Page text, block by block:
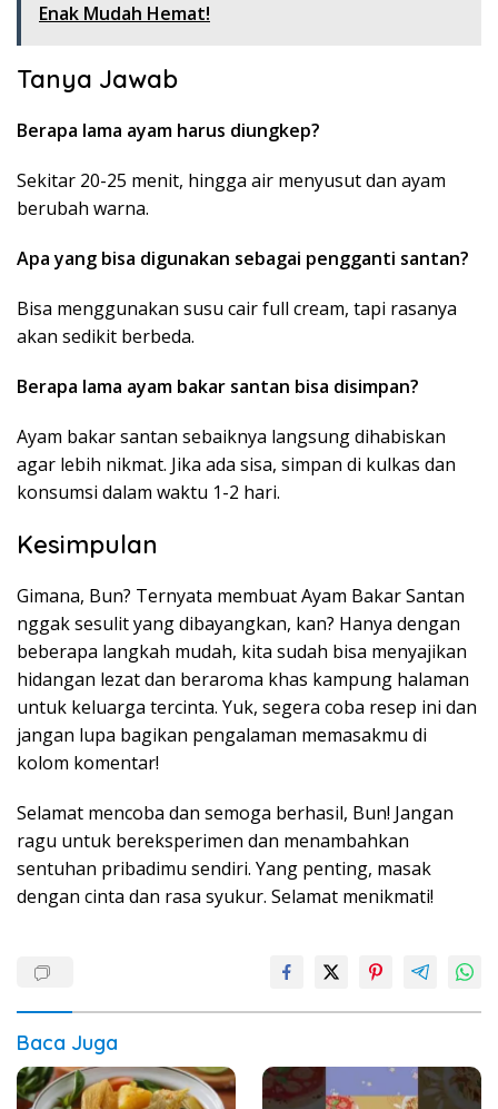
Enak Mudah Hemat!
Tanya Jawab
Berapa lama ayam harus diungkep?
Sekitar 20-25 menit, hingga air menyusut dan ayam
berubah warna.
Apa yang bisa digunakan sebagai pengganti santan?
Bisa menggunakan susu cair full cream, tapi rasanya
akan sedikit berbeda.
Berapa lama ayam bakar santan bisa disimpan?
Ayam bakar santan sebaiknya langsung dihabiskan
agar lebih nikmat. Jika ada sisa, simpan di kulkas dan
konsumsi dalam waktu 1-2 hari.
Kesimpulan
Gimana, Bun? Ternyata membuat Ayam Bakar Santan
nggak sesulit yang dibayangkan, kan? Hanya dengan
beberapa langkah mudah, kita sudah bisa menyajikan
hidangan lezat dan beraroma khas kampung halaman
untuk keluarga tercinta. Yuk, segera coba resep ini dan
jangan lupa bagikan pengalaman memasakmu di
kolom komentar!
Selamat mencoba dan semoga berhasil, Bun! Jangan
ragu untuk bereksperimen dan menambahkan
sentuhan pribadimu sendiri. Yang penting, masak
dengan cinta dan rasa syukur. Selamat menikmati!
Baca Juga